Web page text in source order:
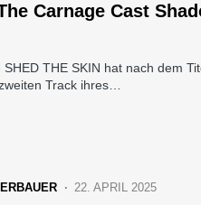
Carnage Cast
THE SKIN hat nach dem
Track ihres…
22. APRIL 2025